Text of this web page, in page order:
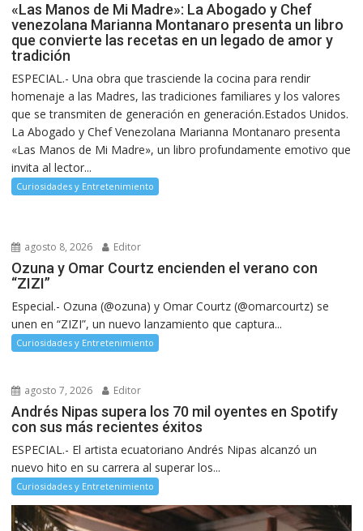
«Las Manos de Mi Madre»: La Abogado y Chef
venezolana Marianna Montanaro presenta un libro
que convierte las recetas en un legado de amor y
tradición
ESPECIAL.- Una obra que trasciende la cocina para rendir
homenaje a las Madres, las tradiciones familiares y los valores
que se transmiten de generación en generación.Estados Unidos.
La Abogado y Chef Venezolana Marianna Montanaro presenta
«Las Manos de Mi Madre», un libro profundamente emotivo que
invita al lector...
Curiosidades y Entretenimiento
agosto 8, 2026 Editor
Ozuna y Omar Courtz encienden el verano con
“ZIZI”
Especial.- Ozuna (@ozuna) y Omar Courtz (@omarcourtz) se
unen en “ZIZI”, un nuevo lanzamiento que captura...
Curiosidades y Entretenimiento
agosto 7, 2026 Editor
Andrés Nipas supera los 70 mil oyentes en Spotify
con sus más recientes éxitos
ESPECIAL.- El artista ecuatoriano Andrés Nipas alcanzó un
nuevo hito en su carrera al superar los...
Curiosidades y Entretenimiento